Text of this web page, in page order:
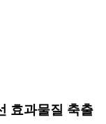
효과물질 축출